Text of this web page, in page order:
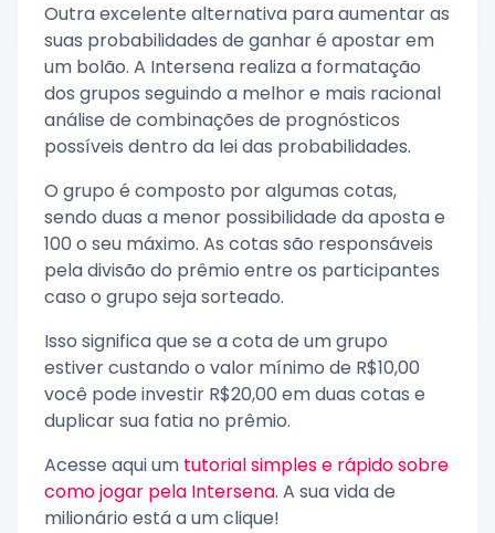
Outra excelente alternativa para aumentar as
suas probabilidades de ganhar é apostar em
um bolão. A Intersena realiza a formatação
dos grupos seguindo a melhor e mais racional
análise de combinações de prognósticos
possíveis dentro da lei das probabilidades.
O grupo é composto por algumas cotas,
sendo duas a menor possibilidade da aposta e
100 o seu máximo. As cotas são responsáveis
pela divisão do prêmio entre os participantes
caso o grupo seja sorteado.
Isso significa que se a cota de um grupo
estiver custando o valor mínimo de R$10,00
você pode investir R$20,00 em duas cotas e
duplicar sua fatia no prêmio.
Acesse aqui um tutorial simples e rápido sobre
como jogar pela Intersena. A sua vida de
milionário está a um clique!